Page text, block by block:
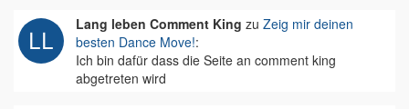
Lang leben Comment King zu Zeig mir deinen
besten Dance Move!:
Ich bin dafür dass die Seite an comment king
abgetreten wird